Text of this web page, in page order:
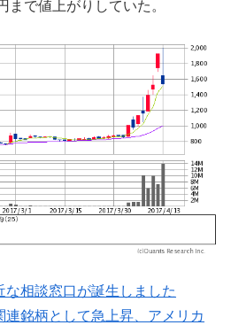
まで値上がりしていた。
な相談窓口が誕生しました
連銘柄として急上昇、アメリカ